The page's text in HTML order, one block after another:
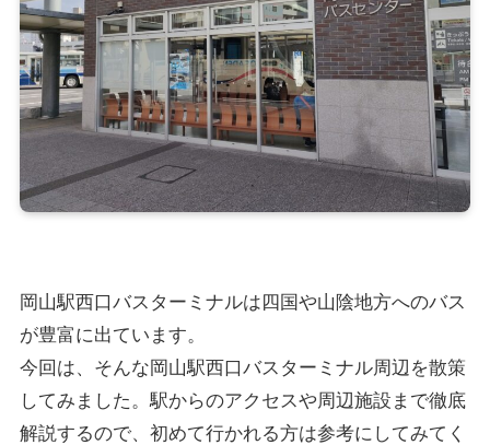
岡山駅西口バスターミナルは四国や山陰地方へのバス
が豊富に出ています。
今回は、そんな岡山駅西口バスターミナル周辺を散策
してみました。駅からのアクセスや周辺施設まで徹底
解説するので、初めて行かれる方は参考にしてみてく